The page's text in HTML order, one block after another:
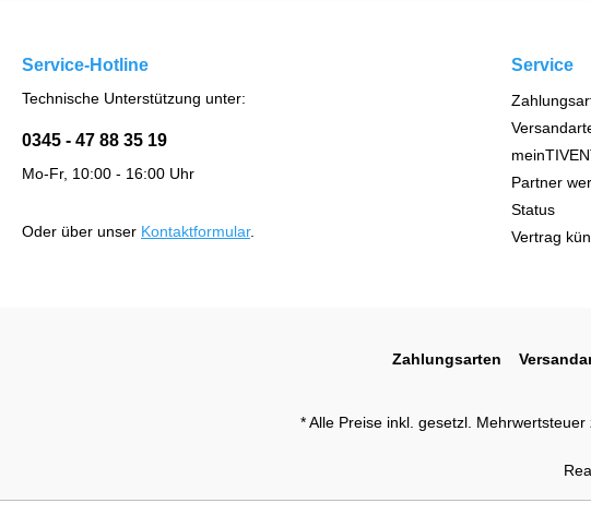
Service-Hotline
Technische Unterstützung unter:
0345 - 47 88 35 19
Mo-Fr, 10:00 - 16:00 Uhr
Oder über unser Kontaktformular.
Service
Partner
Status
Vertrag
Zahlungsarten
* Alle Preise inkl. gesetzl. Mehrwertsteuer